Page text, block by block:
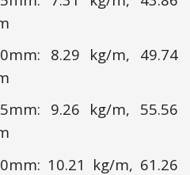
8.29 kg/m, 49.74
9.26 kg/m, 55.56
10.21 kg/m, 61.26